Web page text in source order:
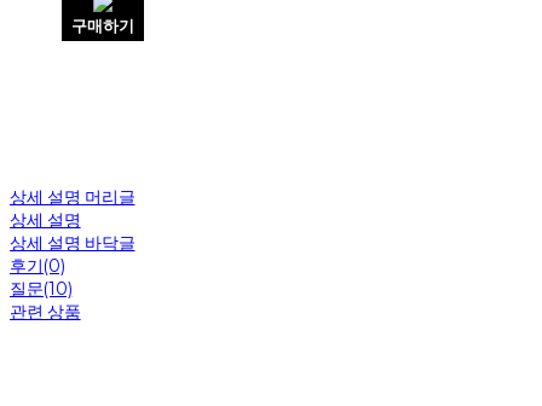
구매하기
상세 설명 머리글
상세 설명
상세 설명 바닥글
후기(0)
질문(10)
관련 상품